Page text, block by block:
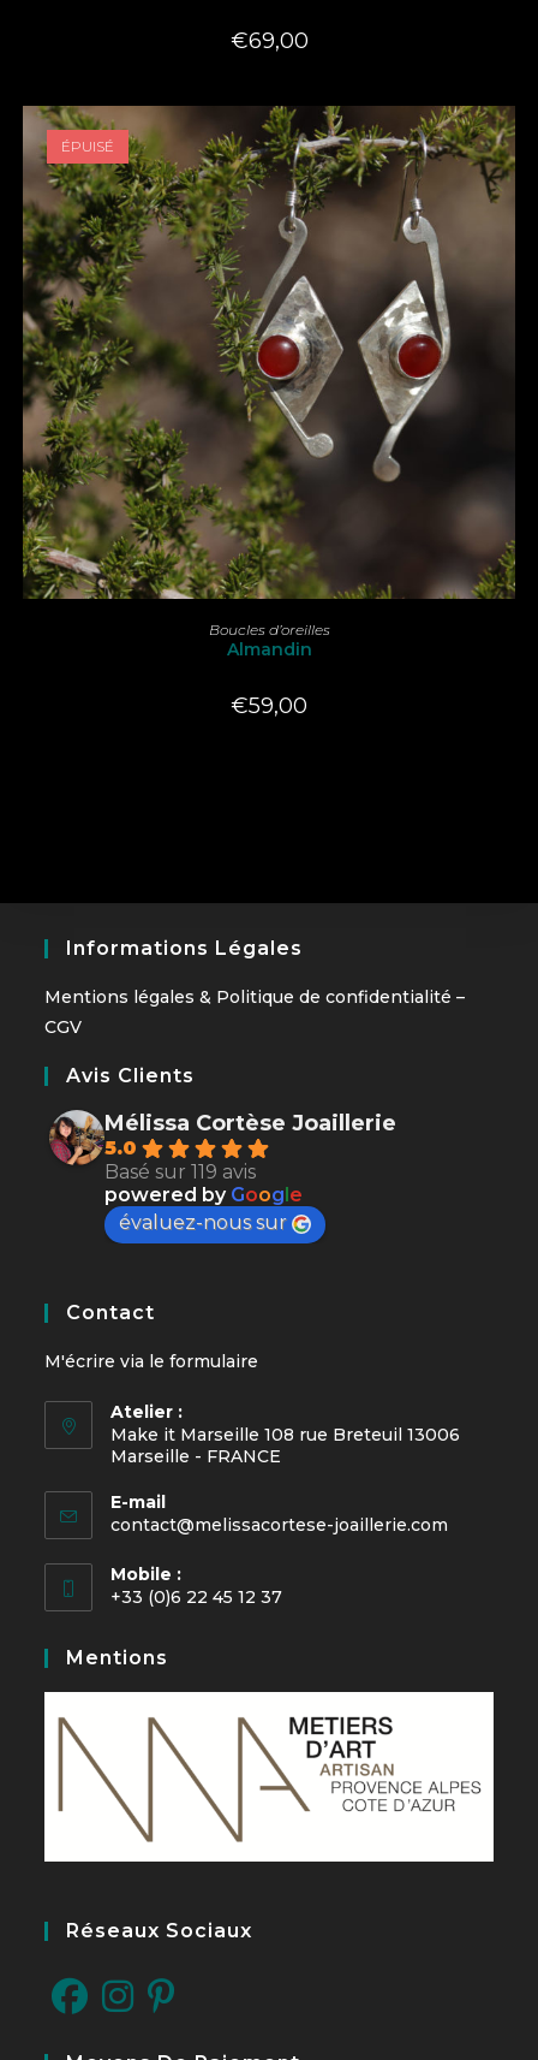
€69,00
ÉPUISÉ
LIRE LA SUITE
Boucles d’oreilles
Almandin
€59,00
Informations Légales
Mentions légales & Politique de confidentialité–
CGV
Avis Clients
Mélissa Cortèse Joaillerie
5.0
Basé sur 119 avis
powered by Google
évaluez-nous sur
Contact
M'écrire via leformulaire
Atelier :
Make it Marseille 108 rue Breteuil 13006
Marseille - FRANCE
E-mail
contact@melissacortese-joaillerie.com
Mobile :
+33 (0)6 22 45 12 37
Mentions
Réseaux Sociaux